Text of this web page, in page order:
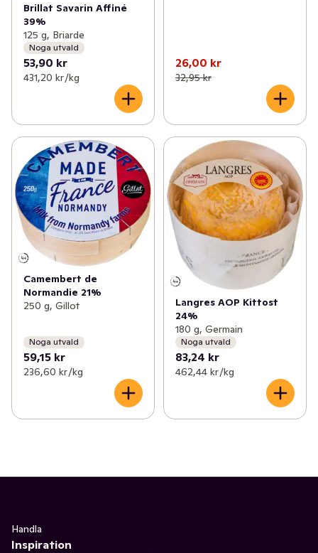
Brillat Savarin Affiné
39%
125 g, Briarde
Noga utvald
53,90 kr
431,20 kr /kg
26,00 kr
32,95 kr
Camembert de
Normandie 21%
250 g, Gillot
Noga utvald
59,15 kr
236,60 kr /kg
Langres AOP Kittost
24%
180 g, Germain
Noga utvald
83,24 kr
462,44 kr /kg
Handla
Inspiration